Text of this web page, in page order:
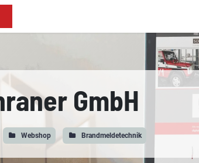
GmbH
Webshop Brandmeldetechnik